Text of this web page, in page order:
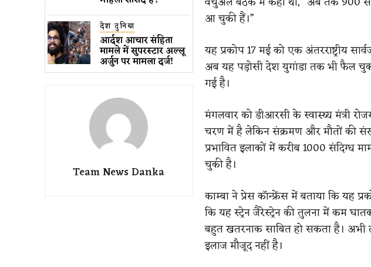
देश दुनिया
आर्दश आचार संहिता
मामले में सुपरस्टार अल्लू
अर्जुन पर मामला दर्ज!
Team News Danka
आ चुकी हैं।”
यह प्रकोप 17 मई को एक अंतरराष्ट्रीय
अब यह पड़ोसी देश युगांडा तक भी फैल
गई है।
मंगलवार को डीआरसी के स्वास्थ्य मंत्री
चरण में है लेकिन संक्रमण और मौतों की
प्रभावित इलाकों में करीब 1000 संदिग्ध
चुकी है।
काम्बा ने प्रेस कॉन्फ्रेंस में बताया कि यह
कि यह स्ट्रेन जैरेस्ट्रेन की तुलना में कम
बहुत खतरनाक साबित हो सकता है।
इलाज मौजूद नहीं है।